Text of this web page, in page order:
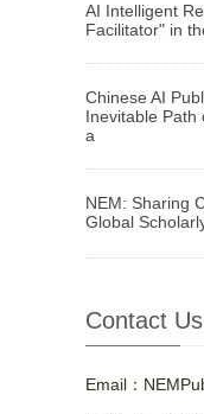
AI Intelligent
Facilitator" in
Chinese AI
Inevitable Path
a
NEM: Sharing
Global
Contact Us
Email：